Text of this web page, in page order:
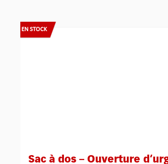
Ignorer la galerie de produits
EN STOCK
Sac à dos – Ouverture